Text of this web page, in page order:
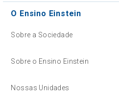
O Ensino Einstein
Sobre a Sociedade
Sobre o Ensino Einstein
Nossas Unidades